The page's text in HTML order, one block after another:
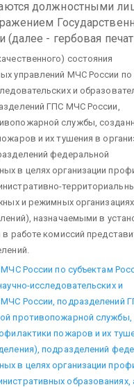
должностными
- гербовая
состояния
управлений МЧС России по
и
ГПС МЧС России,
службы,
и их тушения в
федеральной
в целях организации
и режимных организациях
назначаемыми в
работе комиссий
России по субъектам
исследовательских и
России, подразделений
противопожарной службы,
пожаров и их
подразделений
в целях организации
образованиях,